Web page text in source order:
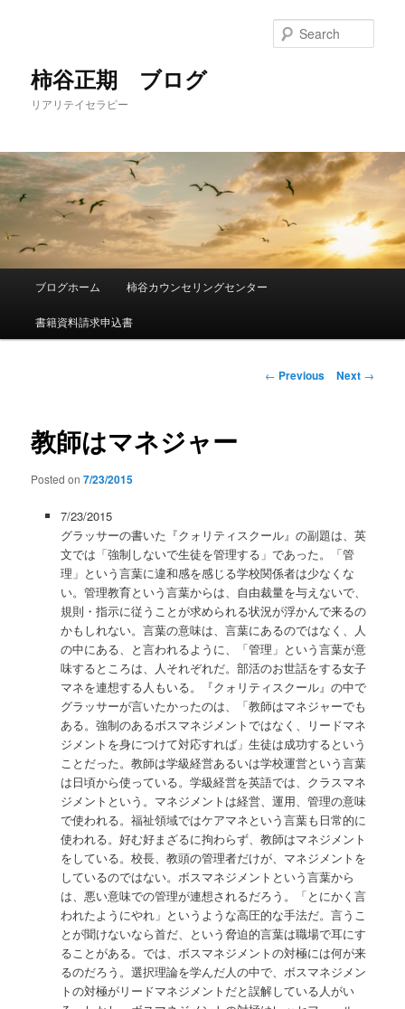
柿谷正期 ブログ
リアリテイセラピー
Skip
to
ブログホーム 柿谷カウンセリングセンター
書籍資料請求申込書
Post
← Previous Next →
教師はマネジャー
Posted on7/23/2015
7/23/2015
グラッサーの書いた『クォリティスクール』の副題は、英
文では「強制しないで生徒を管理する」であった。「管
理」という言葉に違和感を感じる学校関係者は少なくな
い。管理教育という言葉からは、自由裁量を与えないで、
規則・指示に従うことが求められる状況が浮かんで来るの
かもしれない。言葉の意味は、言葉にあるのではなく、人
の中にある、と言われるように、「管理」という言葉が意
味するところは、人それぞれだ。部活のお世話をする女子
マネを連想する人もいる。『クォリティスクール』の中で
グラッサーが言いたかったのは、「教師はマネジャーでも
ある。強制のあるボスマネジメントではなく、リードマネ
ジメントを身につけて対応すれば」生徒は成功するという
ことだった。教師は学級経営あるいは学校運営という言葉
は日頃から使っている。学級経営を英語では、クラスマネ
ジメントという。マネジメントは経営、運用、管理の意味
で使われる。福祉領域ではケアマネという言葉も日常的に
使われる。好む好まざるに拘わらず、教師はマネジメント
をしている。校長、教頭の管理者だけが、マネジメントを
しているのではない。ボスマネジメントという言葉から
は、悪い意味での管理が連想されるだろう。「とにかく言
われたようにやれ」というような高圧的な手法だ。言うこ
とが聞けないなら首だ、という脅迫的言葉は職場で耳にす
ることがある。では、ボスマネジメントの対極には何が来
るのだろう。選択理論を学んだ人の中で、ボスマネジメン
トの対極がリードマネジメントだと誤解している人がい